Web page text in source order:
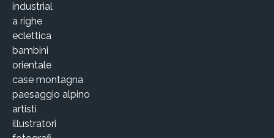
industrial
a righe
eclettica
bambini
orientale
case montagna
paesaggio alpino
artisti
illustratori